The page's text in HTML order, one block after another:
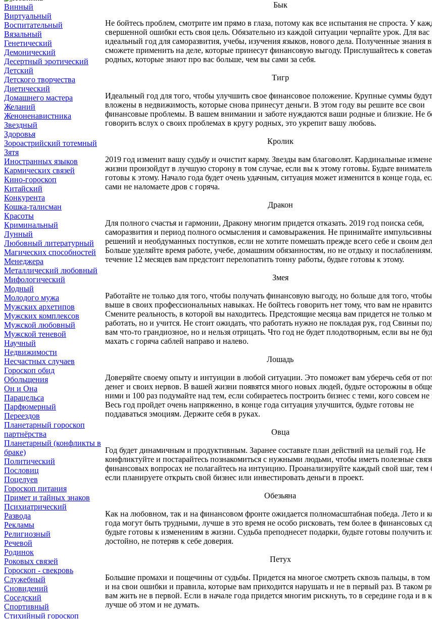
Винный
Виртуальный
Воспитательный
Вязальный
Генетический
Демонический
Десертный эротический
Детский
Детского творчества
Диетический
Домашнего мастера
Желаний
Женоненавистника
Звездный
Здоровья
Зороастрийский тотемный
Зятя
Иностранных языков
Кармических связей
Кино-гороскоп
Китайский
Конкурента
Кошка-талисман
Красоты
Криминальный
Лунный
Любовный литературный
Магических способностей
Менеджера
Металлический любовный
Мифологический
Модный
Молодого мужа
Мужских архетипов
Мужских комплексов
Мужской любовный
Мужской теневой
Научный
Недвижимости
Несчастных случаев
Гороскоп обид
Обольщения
Он и Она
Парацельса
Парфюмерный
Переездов
Планетарный гороскоп
партнёрства
Планетарный (конфликты в
браке)
Политический
Пословиц
Поцелуев
Гороскоп питания
Примет и тайных знаков
Психиатрический
Развода
Рекламы
Религиозный
Речевой
Родинок
Роковых связей
Гороскоп - свекровь
Служебный
Сновидений
Соседский
Спортивный
Стихийный гороскоп
Бык
Не бойтесь проблем, смотрите им прямо в глаза, потому как все испытания не спроста. У
свершенной ошибки есть своя цель. Обязательно из каждой ситуации черпайте урок. Для вас
идеальный год для саморазвития, учебы, изучения языков, нового дела. Полученные знания
сможете применить на деле, которые принесут финансовую выгоду. Прислушайтесь к
родных, которые знают про вас больше, чем вы сами за себя.
Тигр
Идеальный год для того, чтобы улучшить свое финансовое положение. Крупные суммы будут
вложены в недвижимость, которые снова принесут деньги. В этом году вы решите все свои
финансовые проблемы. В вашем внимании и заботе нуждаются ваши родные и близкие. Не
говорить вслух о своих проблемах в кругу родных, это укрепит вашу любовь.
Кролик
2019 год изменит вашу судьбу и очистит карму. Звезды вам благоволят. Кардинальные
жизни произойдут в лучшую сторону в том случае, если вы к этому готовы. Будьте
готовы к этому. Начало года будет очень удачным, ситуация может изменится в конце года,
сами не наломаете дров с горяча.
Дракон
Для полного счастья и гармонии, Дракону многим придется отказать. 2019 год поиска себя,
саморазвития и период полного осмысления и самовыражения. Не принимайте
решений и необдуманных поступков, если не хотите помешать прежде всего себе и своим
Больше уделяйте время работе, учебе, домашним обязанностям, но не отдыху и
течение 12 месяцев вам предстоит перелопатить тонну работы, будьте готовы к этому.
Змея
Работайте не только для того, чтобы получать финансовую выгоду, но больше для того, чтобы
выше в своих профессиональных навыках. Не бойтесь говорить нет тому, что вам не
Смените реальность, в которой вы находитесь. Предстоящие месяца вам придется не только
работать, но и учится. Не стоит ожидать, что работать нужно не покладая рук, год Свиньи
вам что-то грандиозное, но и нельзя отрицать. Что год не будет плодотворным, если вы не
махать с горяча саблей направо и налево.
Лошадь
Доверяйте своему опыту и интуиции в любой ситуации. Это поможет вам уберечь себя от
денег и своих нервов. В вашей жизни появятся много новых людей, будьте осторожны в
ними и 100 раз подумайте над тем, если собираетесь построить бизнес с теми, кого совсем не
Весь год пройдет очень напряженно, в конце года ситуация улучшится, будьте готовы не
поддаваться эмоциям. Держите себя в руках.
Овца
Год будет динамичным и продуктивным. Заранее составьте план действий на целый год. Не
конфликтуйте и постарайтесь познакомиться с нужными людьми, чтобы иметь полезные
финансовых вопросах не полагайтесь на интуицию. Проанализируйте каждый свой шаг, тем
если планируете открыть свой бизнес или инвестировать деньги в проект.
Обезьяна
Как на любовном, так и на финансовом фронте ожидается полномасштабная победа. Лето и
года могут быть трудными, лучше в это время не особо рисковать, тем более в финансовых
будьте готовы к изменениям в жизни. Судьба преподнесет подарки, будьте готовы получить
достойно, не потеряв к себе доверия.
Петух
Большие промахи и пощечины от судьбы. Придется на многое смотреть сквозь пальцы, в том
и на свои ошибки и правила, которые вам приходится нарушать и не в первый раз. В таком
вам жить не в первой. Если в начале года придется многим рискнуть, то в середине года и в
лучше об этом и не думать.